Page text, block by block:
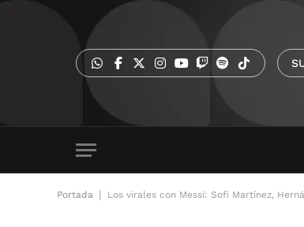
Portada Los virales con Messi: Sofi Martínez,